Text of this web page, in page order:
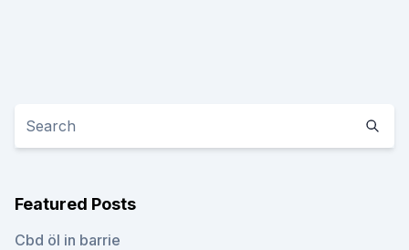
Featured Posts
Cbd öl in barrie